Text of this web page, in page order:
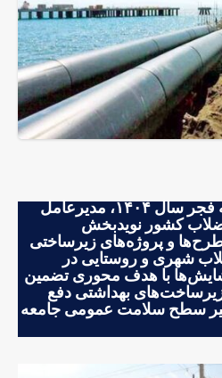
همزمان با فرارسیدن دهه فجر سال ۱۴۰۴، مدیرعامل
کشور نویدبخش
و پروژه‌های زیرساختی
شهری و روستایی در
با هدف محوری تضمین
بهداشتی دفع
سطح سلامت عمومی جامعه